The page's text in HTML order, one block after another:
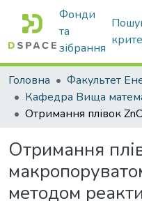
Фонди
та
зібрання
Головна
Отримання
методом